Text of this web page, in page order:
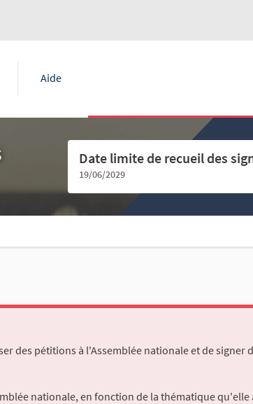
Aide
Date limite de recueil des
19/06/2029
des pétitions à l'Assemblée nationale et de signer
nationale, en fonction de la thématique qu'elle